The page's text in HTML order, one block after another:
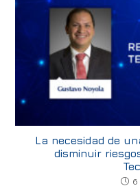
La necesidad de
disminuir
6